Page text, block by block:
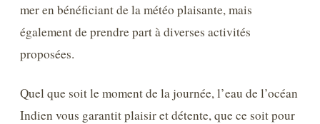
mer en bénéficiant de la météo plaisante, mais
également de prendre part à diverses activités
proposées.
Quel que soit le moment de la journée, l’eau de l’océan
Indien vous garantit plaisir et détente, que ce soit pour